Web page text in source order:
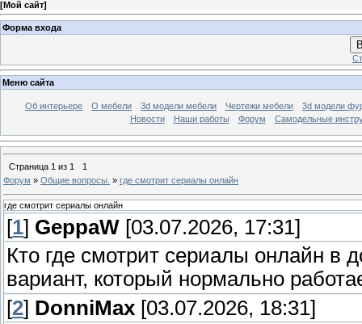
[Мой сайт]
Форма входа
Меню сайта
Об интерьере О мебели 3d модели мебели Чертежи мебели
3d модели
Новости
Наши работы Форум Самодельные
Страница 1 из 1
1
Форум » Общие вопросы. » где смотрит сериалы онлайн
где смотрит сериалы онлайн
[1] GeppaW [03.07.2026, 17:31]
Кто где смотрит сериалы онлайн в
вариант, который нормально
[2] DonniMax [03.07.2026, 18:31]